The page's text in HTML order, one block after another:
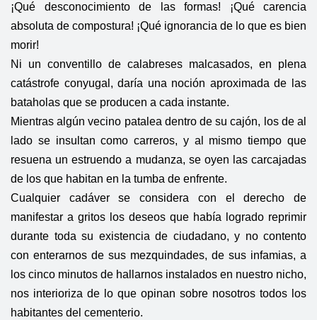
¡Qué desconocimiento de las formas! ¡Qué carencia
absoluta de compostura! ¡Qué ignorancia de lo que es bien
morir!
Ni un conventillo de calabreses malcasados, en plena
catástrofe conyugal, daría una noción aproximada de las
bataholas que se producen a cada instante.
Mientras algún vecino patalea dentro de su cajón, los de al
lado se insultan como carreros, y al mismo tiempo que
resuena un estruendo a mudanza, se oyen las carcajadas
de los que habitan en la tumba de enfrente.
Cualquier cadáver se considera con el derecho de
manifestar a gritos los deseos que había logrado reprimir
durante toda su existencia de ciudadano, y no contento
con enterarnos de sus mezquindades, de sus infamias, a
los cinco minutos de hallarnos instalados en nuestro nicho,
nos interioriza de lo que opinan sobre nosotros todos los
habitantes del cementerio.